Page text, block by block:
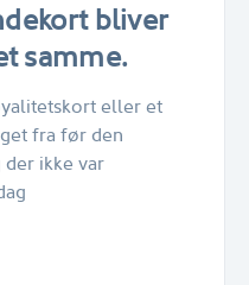
bliver
samme.
eller et
fra før den
der ikke var